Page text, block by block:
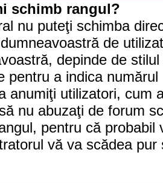
schimb rangul?
nu puteţi schimba
de
depinde de
pentru a indica
anumiţi utilizatori, cum
nu abuzaţi de forum
pentru că
vă va scădea